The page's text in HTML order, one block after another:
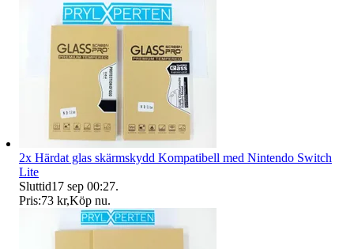
2x Härdat glas skärmskydd Kompatibell med Nintendo Switch
Lite
Sluttid17 sep 00:27.
Pris:73 kr,Köp nu.